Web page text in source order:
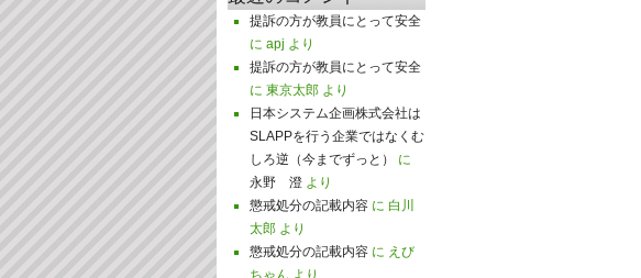
提訴の方が教員にとって安全
に apj より
提訴の方が教員にとって安全
に 東京太郎 より
日本システム企画株式会社は
SLAPPを行う企業ではなくむ
しろ逆（今までずっと）
に
永野 澄 より
懲戒処分の記載内容 に 白川
太郎 より
懲戒処分の記載内容 に えび
ちゃん より